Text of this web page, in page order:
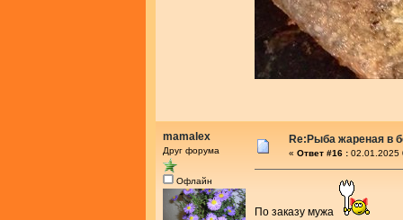
mamalex
Друг форума
Офлайн
Re:Рыба жареная в
« Ответ #16 : 02.01.2025
По заказу мужа